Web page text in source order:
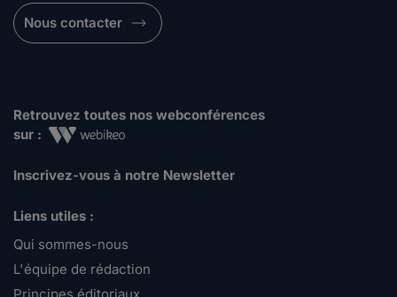
Nous contacter
Retrouvez toutes nos webconférences
sur :
Inscrivez-vous à notre Newsletter
Liens utiles :
Qui sommes-nous
L'équipe de rédaction